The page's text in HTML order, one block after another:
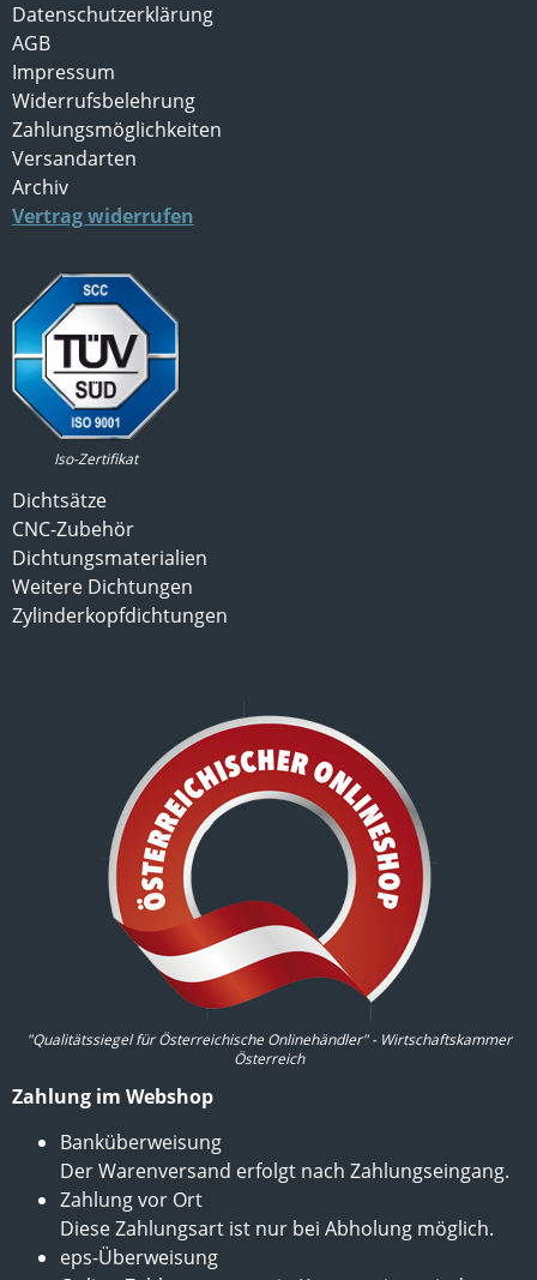
Datenschutzerklärung
AGB
Impressum
Widerrufsbelehrung
Zahlungsmöglichkeiten
Versandarten
Archiv
Vertrag widerrufen
Iso-Zertifikat
Dichtsätze
CNC-Zubehör
Dichtungsmaterialien
Weitere Dichtungen
Zylinderkopfdichtungen
"Qualitätssiegel für Österreichische Onlinehändler" - Wirtschaftskammer
Österreich
Zahlung im Webshop
Banküberweisung
Der Warenversand erfolgt nach Zahlungseingang.
Zahlung vor Ort
Diese Zahlungsart ist nur bei Abholung möglich.
eps-Überweisung